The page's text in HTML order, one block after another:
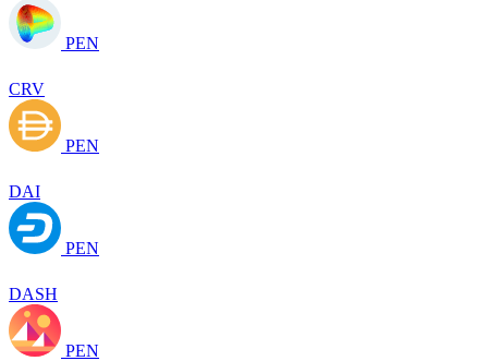
PEN
CRV
PEN
DAI
PEN
DASH
PEN